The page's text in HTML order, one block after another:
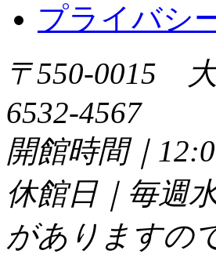
プライバシ
〒550-0015
6532-4567
開館時間｜
休館日｜毎週
がありますの